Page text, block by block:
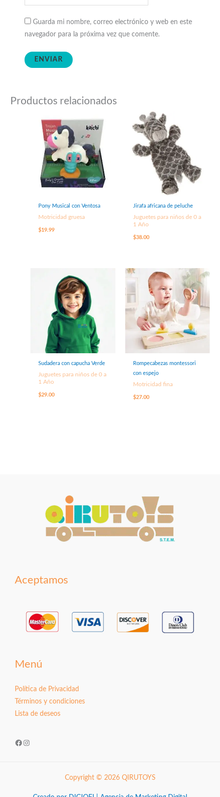
Guarda mi nombre, correo electrónico y web en este
navegador para la próxima vez que comente.
Productos relacionados
Pony Musical con Ventosa
Motricidad gruesa
$19.99
Jirafa africana de peluche
Juguetes para niños de 0 a
1 Año
$38.00
Sudadera con capucha Verde
Juguetes para niños de 0 a
1 Año
$29.00
Rompecabezas montessori
con espejo
Motricidad fina
$27.00
Aceptamos
Menú
Política de Privacidad
Términos y condiciones
Lista de deseos
Facebook
Instagram
Copyright © 2026 QIRUTOYS